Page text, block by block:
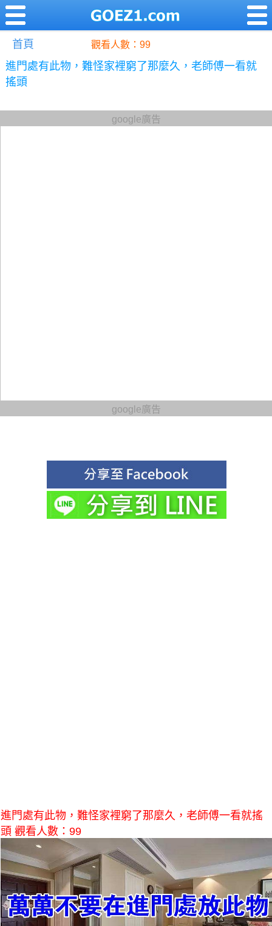
首頁 觀看人數：99
進門處有此物，難怪家裡窮了那麼久，老師傅一看就
搖頭
google廣告
google廣告
進門處有此物，難怪家裡窮了那麼久，老師傅一看就搖
頭 觀看人數：99